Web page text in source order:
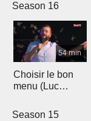
Season 16
54 min
Choisir le bon
menu (Luc
Season 15